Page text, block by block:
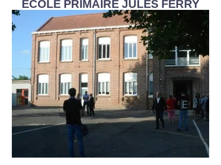
ÉCOLE PRIMAIRE JULES FERRY